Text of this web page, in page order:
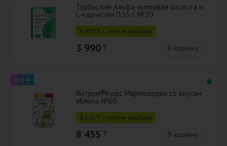
Турбослим Альфа-липоевая кислота и
L-карнитин 0,55 г, №20
3 870 ₸ с учётом кешбэка
3 990 ₸ В корзину
0-0-4
Витрум®Кидс Мармеладки со вкусом
яблока №60
8 201 ₸ с учётом кешбэка
8 455 ₸ В корзину